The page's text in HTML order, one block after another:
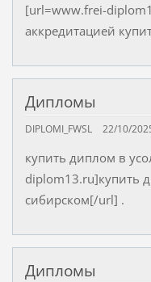
[url=www.frei-
аккредитацией
Дипломы
DIPLOMI_FWSL 22/10/
купить диплом в
diplom13.ru]купить
сибирском[/url] .
Дипломы